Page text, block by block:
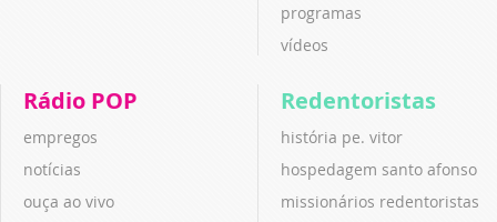
programas
vídeos
Rádio POP
empregos
notícias
ouça ao vivo
Redentoristas
história pe. vitor
hospedagem santo afonso
missionários redentoristas